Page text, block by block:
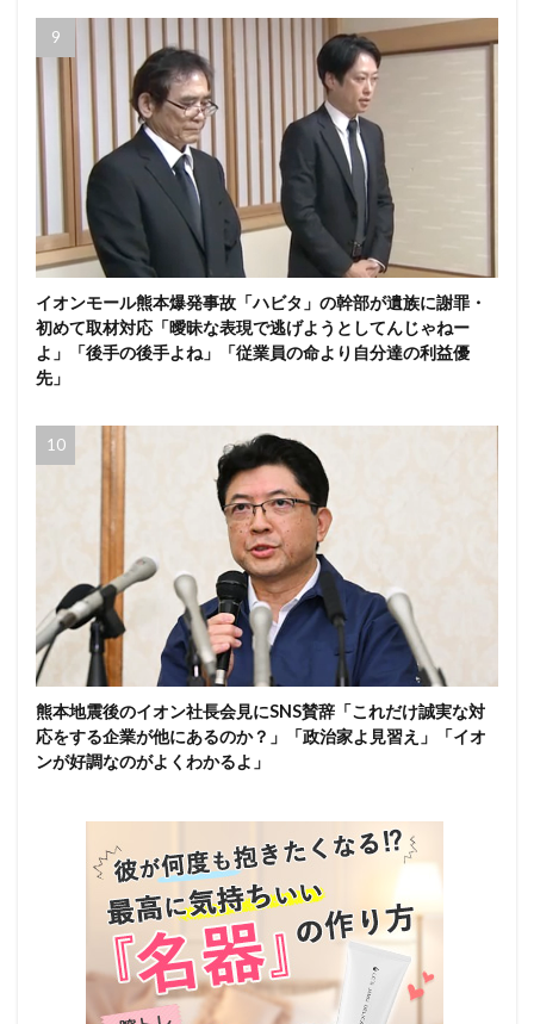
イオンモール熊本爆発事故「ハビタ」の幹部が遺族に謝罪・
初めて取材対応「曖昧な表現で逃げようとしてんじゃねー
よ」「後手の後手よね」「従業員の命より自分達の利益優
先」
熊本地震後のイオン社長会見にSNS賛辞「これだけ誠実な対
応をする企業が他にあるのか？」「政治家よ見習え」「イオ
ンが好調なのがよくわかるよ」